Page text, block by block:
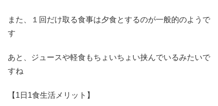
また、１回だけ取る食事は夕食とするのが一般的のようで
す
あと、ジュースや軽食もちょいちょい挟んでいるみたいで
すね
【1日1食生活メリット】